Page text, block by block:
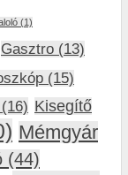
(1)
Gasztro (13)
(15)
(16) Kisegítő
Mémgyár
(44)